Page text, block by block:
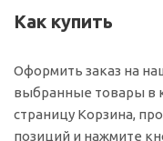
Как купить
Оформить заказ на
выбранные товары в
страницу Корзина,
позиций и нажмите